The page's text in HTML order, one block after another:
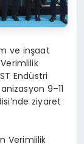
ve inşaat
Endüstri
9–11
ziyaret
Verimlilik